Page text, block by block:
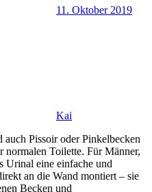
11. Oktober 2019
Kai
Pissoir oder Pinkelbecken
normalen Toilette. Für Männer,
Urinal eine einfache und
an die Wand montiert – sie
Becken und